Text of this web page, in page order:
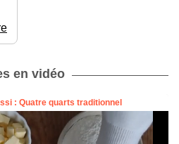
en vidéo